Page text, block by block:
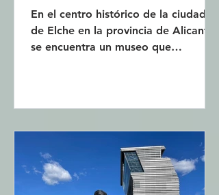
En el centro histórico de la ciudad
de Elche en la provincia de Alicante
se encuentra un museo que
moros en la segunda mitad del siglo
XII. Los baños están situados en los
bajos del antiguo convento de la
Orden de la Merced y tienen un
estatus especial en el patrimonio